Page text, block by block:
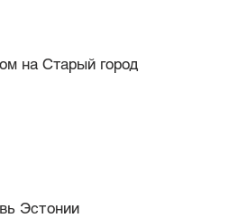
на Старый город
Эстонии